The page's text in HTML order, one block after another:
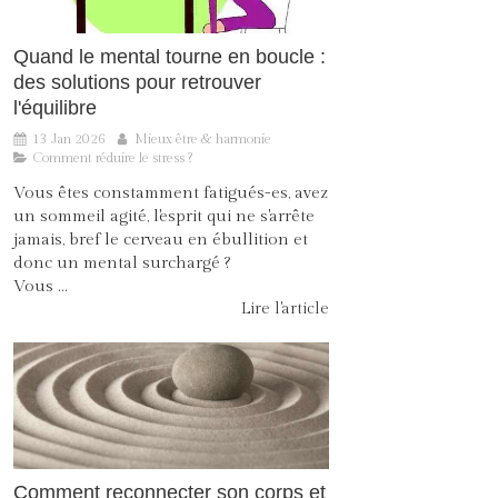
Quand le mental tourne en boucle :
des solutions pour retrouver
l'équilibre
13 Jan 2026
Mieux être & harmonie
Comment réduire le stress ?
Vous êtes constamment fatigués-es, avez
un sommeil agité, l'esprit qui ne s'arrête
jamais, bref le cerveau en ébullition et
donc un mental surchargé ?
Vous ...
Lire l'article
Comment reconnecter son corps et